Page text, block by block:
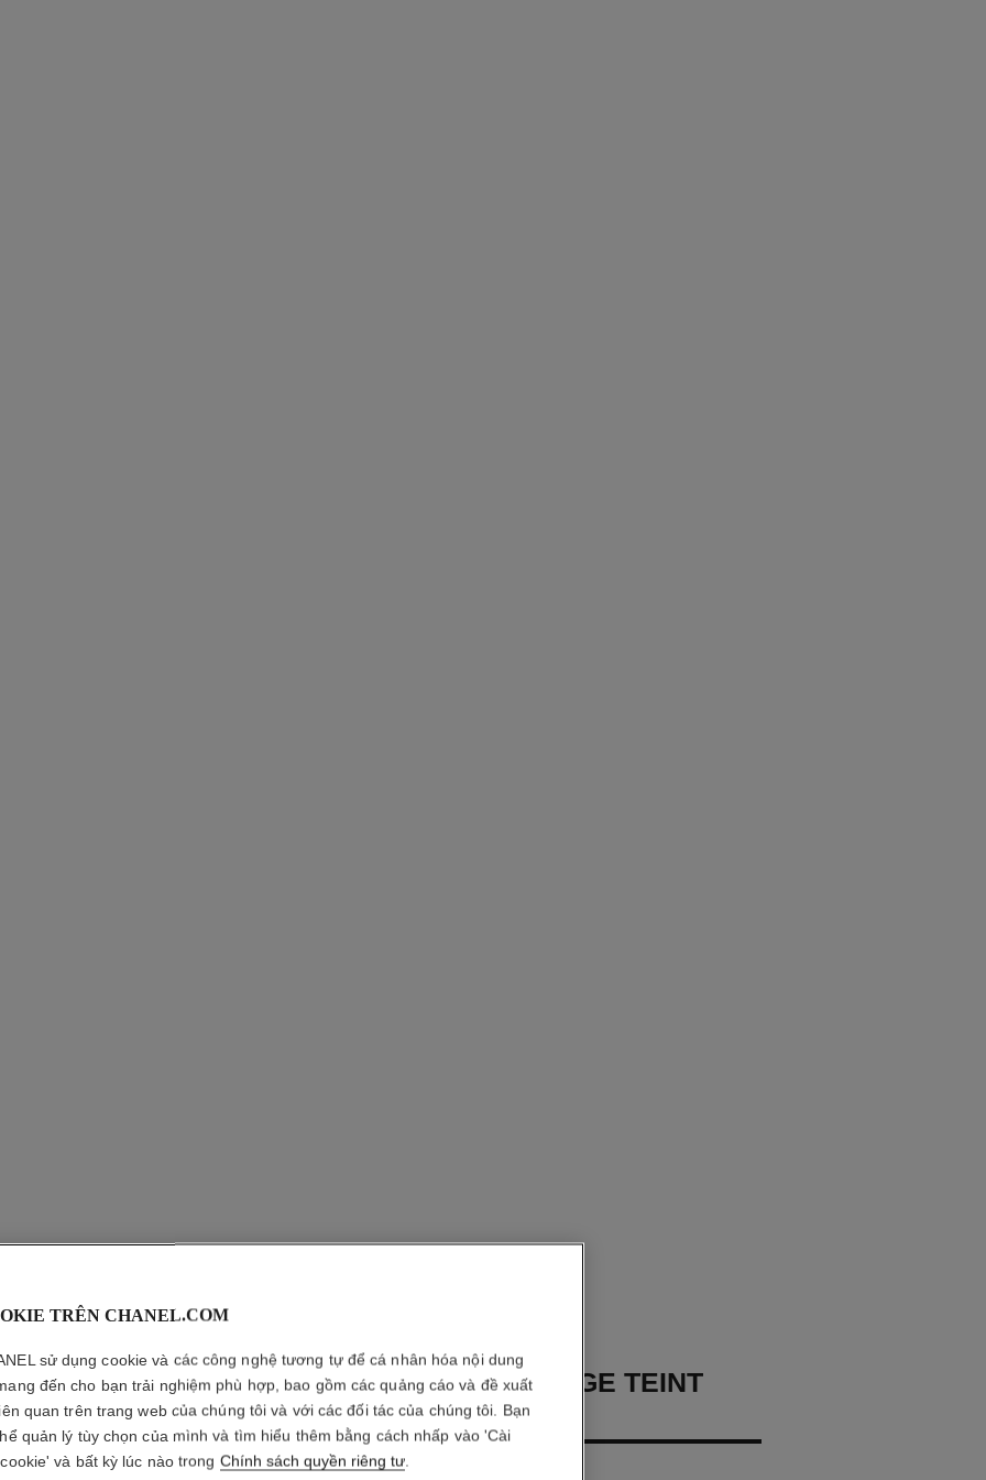
PINCEAU ÉPONGE TEINT
MULTI-USAGE
Cọ Đầu Mút Đa Năng
TRÊN CHANEL.COM
sử dụng cookie và các công nghệ tương tự để cá nhân hóa nội dung
đến cho bạn trải nghiệm phù hợp, bao gồm các quảng cáo và đề xuất
quan trên trang web của chúng tôi và với các đối tác của chúng tôi. Bạn
quản lý tùy chọn của mình và tìm hiểu thêm bằng cách nhấp vào 'Cài
và bất kỳ lúc nào trong Chính sách quyền riêng tư.